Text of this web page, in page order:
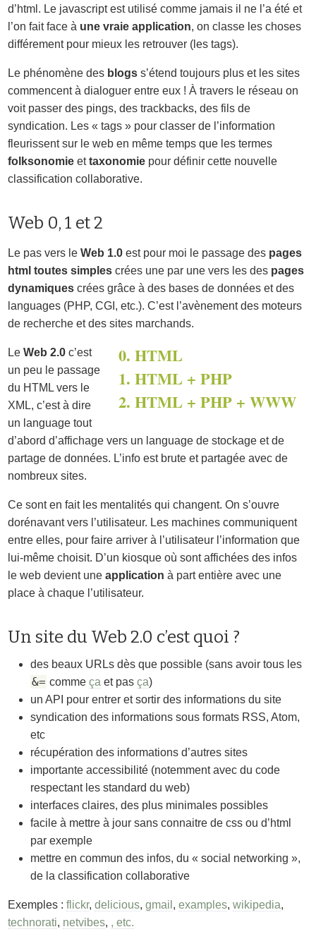
d’html. Le javascript est utilisé comme jamais il ne l’a été et
l’on fait face à une vraie application, on classe les choses
différement pour mieux les retrouver (les tags).
Le phénomène des blogs s’étend toujours plus et les sites
commencent à dialoguer entre eux ! À travers le réseau on
voit passer des pings, des trackbacks, des fils de
syndication. Les « tags » pour classer de l’information
fleurissent sur le web en même temps que les termes
folksonomie ettaxonomie pour définir cette nouvelle
classification collaborative.
Web 0, 1 et 2
Le pas vers leWeb 1.0 est pour moi le passage des pages
html toutes simples crées une par une vers les des pages
dynamiques crées grâce à des bases de données et des
languages (PHP, CGI, etc.). C’est l’avènement des moteurs
de recherche et des sites marchands.
0. HTML
1. HTML + PHP
2. HTML + PHP + WWW
LeWeb 2.0 c’est
un peu le passage
du HTML vers le
XML, c’est à dire
un language tout
d’abord d’affichage vers un language de stockage et de
partage de données. L’info est brute et partagée avec de
nombreux sites.
Ce sont en fait les mentalités qui changent. On s’ouvre
dorénavant vers l’utilisateur. Les machines communiquent
entre elles, pour faire arriver à l’utilisateur l’information que
lui-même choisit. D’un kiosque où sont affichées des infos
le web devient uneapplication à part entière avec une
place à chaque l’utilisateur.
Un site du Web 2.0 c’est quoi ?
des beaux URLs dès que possible (sans avoir tous les
&= commeça et pasça)
un API pour entrer et sortir des informations du site
syndication des informations sous formats RSS, Atom,
etc
récupération des informations d’autres sites
importante accessibilité (notemment avec du code
respectant les standard du web)
interfaces claires, des plus minimales possibles
facile à mettre à jour sans connaitre de css ou d’html
par exemple
mettre en commun des infos, du « social networking »,
de la classification collaborative
Exemples :flickr,delicious,gmail ,examples,wikipedia,
technorati, netvibes, , etc.